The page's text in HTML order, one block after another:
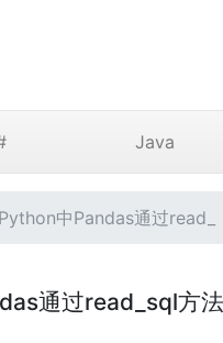
Java
中Pandas通过read_
通过read_sql方